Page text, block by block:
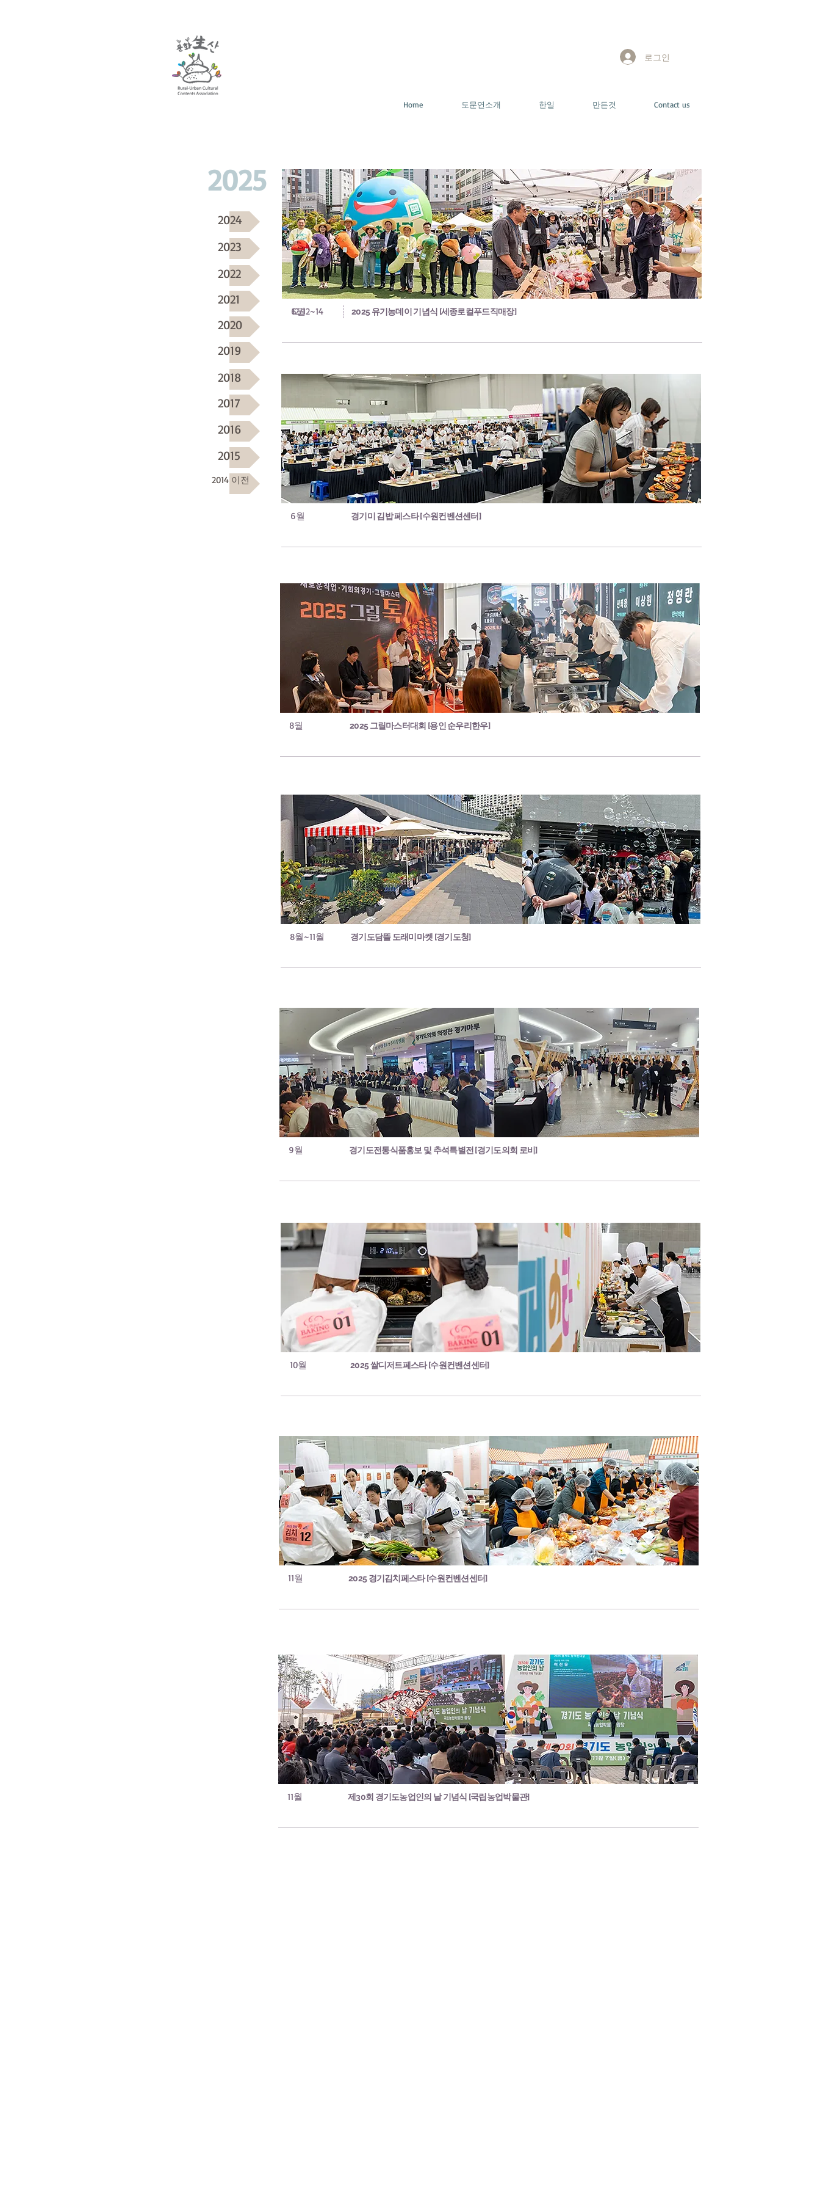
로그인
Home 도문연소개 한일 만든것 Contact us
2025
2019
12/12~14
2020
6월 2025 유기농데이 기념식 [세종로컬푸드직매장]
2021
2022
2023
2024
2018
2017
2016
2015
2014 이전
6월 경기미 김밥 페스타 [수원컨벤션센터]
8월 2025 그릴마스터대회 [용인 순우리한우]
8월~11월 경기도담뜰 도래미마켓 [경기도청]
9월 경기도전통식품홍보 및 추석특별전 [경기도의회 로비]
10월 2025 쌀디저트페스타 [수원컨벤션센터]
11월 2025 경기김치페스타 [수원컨벤션센터]
11월 제30회 경기도농업인의 날 기념식 [국립농업박물관]